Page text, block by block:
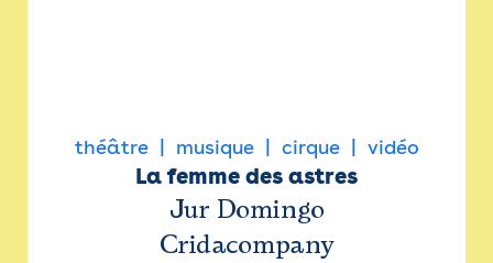
théâtre musique cirque vidéo
La femme des astres
Jur Domingo
Cridacompany